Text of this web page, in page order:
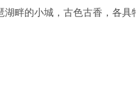
畔的小城，古色古香，各具